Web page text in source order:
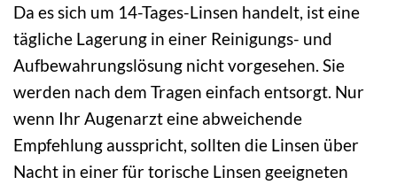
Da es sich um 14-Tages-Linsen handelt, ist eine
tägliche Lagerung in einer Reinigungs- und
Aufbewahrungslösung nicht vorgesehen. Sie
werden nach dem Tragen einfach entsorgt. Nur
wenn Ihr Augenarzt eine abweichende
Empfehlung ausspricht, sollten die Linsen über
Nacht in einer für torische Linsen geeigneten